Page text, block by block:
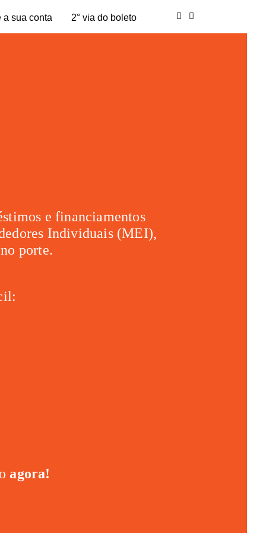
a sua conta 2° via do boleto
e financiamentos
Individuais (MEI),
porte.
agora!